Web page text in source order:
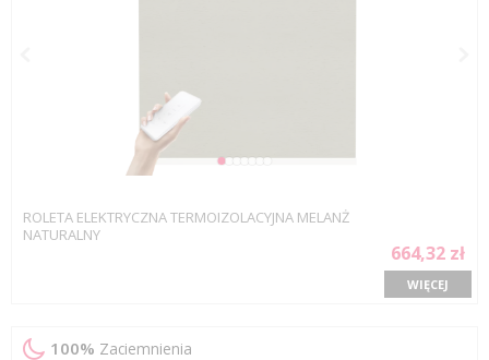
ROLETA ELEKTRYCZNA TERMOIZOLACYJNA MELANŻ
NATURALNY
664,32 zł
WIĘCEJ
100% Zaciemnienia